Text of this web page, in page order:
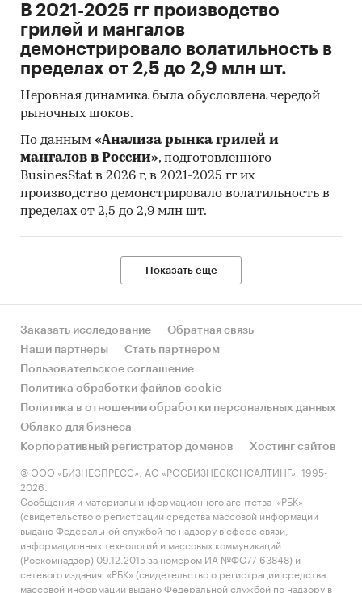
Противоположная ситуация на Камышинском
крановом заводе, который на протяжении этих
лет наращивает объёмы выпуска, приближаясь
к максимуму своих производственных
мощностей.
Диаграмма 3. Производство автокранов, Россия,
январь-сентябрь 2023 г., %
***
Главной особенностью рынка импортных
автокранов в России в 2023 году стало
свыше 100 тонн. Если раньше они составляли
абсолютное большинство, то сейчас порядка
***% приходится на долю кранов
краны грузоподъёмностью 50–100 тонн, и
только ***% — на тяжёлые краны, которые
Диаграмма 4. Структура рынка импортных
автокранов по грузоподъемности, Россия, 2023
г., %
***
В период 2020-2023 гг. средние цены
российских производителей на автокраны
выросли на ***%, с *** руб./ед. до *** руб./ед.
Наибольшее увеличение средних цен
производителей произошло в 2022 году, тогда
В 2021-2025 гг производство
грилей и мангалов
демонстрировало волатильность в
пределах от 2,5 до 2,9 млн шт.
Неровная динамика была обусловлена чередой
рыночных шоков.
По данным «Анализа рынка грилей и
мангалов в России», подготовленного
BusinesStat в 2026 г, в 2021-2025 гг их
производство демонстрировало волатильность в
пределах от 2,5 до 2,9 млн шт.
Показать еще
Заказать исследование
Обратная связь
Наши партнеры
Стать партнером
Пользовательское соглашение
Политика обработки файлов cookie
Политика в отношении обработки персональных данных
Облако для бизнеса
Корпоративный регистратор доменов
Хостинг сайтов
© ООО «БИЗНЕСПРЕСС», АО «РОСБИЗНЕСКОНСАЛТИНГ», 1995-
2026.
Сообщения и материалы информационного агентства «РБК»
(свидетельство о регистрации средства массовой информации
выдано Федеральной службой по надзору в сфере связи,
информационных технологий и массовых коммуникаций
(Роскомнадзор) 09.12.2015 за номером ИА №ФС77-63848) и
сетевого издания «РБК» (свидетельство о регистрации средства
массовой информации выдано Федеральной службой по надзору в